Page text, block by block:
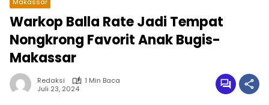
Makassar
Warkop Balla Rate Jadi Tempat
Nongkrong Favorit Anak Bugis-
Makassar
Redaksi
1 Min Baca
Juli 23, 2024